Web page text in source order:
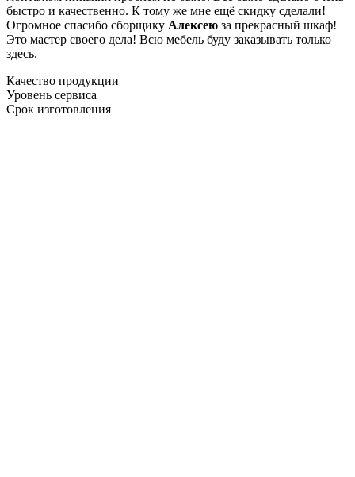
быстро и качественно. К тому же мне ещё скидку сделали!
Огромное спасибо сборщику Алексею за прекрасный шкаф!
Это мастер своего дела! Всю мебель буду заказывать только
здесь.
Качество продукции
Уровень сервиса
Срок изготовления